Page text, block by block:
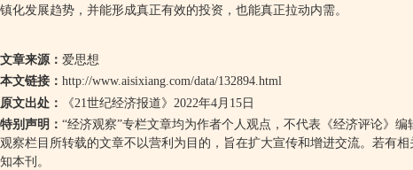
镇化发展趋势，并能形成真正有效的投资，也能真正拉动内需。
文章来源： 爱思想
本文链接： http://www.aisixiang.com/data/132894.html
原文出处：
《21世纪经济报道》 2022年4 月 15日
特别声明： “经济观察”专栏文章均为作者个人观点，不代表《经济评论》
观察栏目所转载的文章不以营利为目的，旨在扩大宣传和增进交流。若有
知本刊。